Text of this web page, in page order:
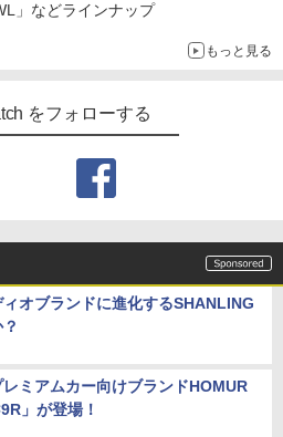
」などラインナップ
もっと見る
をフォローする
オブランドに進化するSHANLING
レミアムカー向けブランドHOMUR
」が登場！